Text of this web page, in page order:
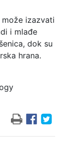
izazvati
i mlađe
dok su
hrana.